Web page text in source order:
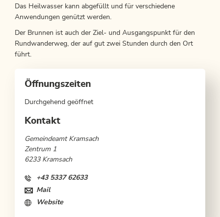
Das Heilwasser kann abgefüllt und für verschiedene
Anwendungen genützt werden.
Der Brunnen ist auch der Ziel- und Ausgangspunkt für den
Rundwanderweg, der auf gut zwei Stunden durch den Ort
führt.
Öffnungszeiten
Durchgehend geöffnet
Kontakt
Gemeindeamt Kramsach
Zentrum 1
6233 Kramsach
+43 5337 62633
Mail
Website